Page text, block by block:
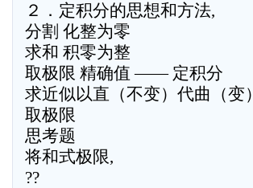
２．定积分的思想和方法,
分割 化整为零
求和 积零为整
取极限 精确值 —— 定积分
求近似以直（不变）代曲（变）
取极限
思考题
将和式极限,
??